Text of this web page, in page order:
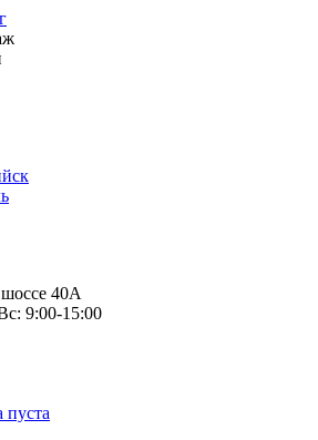
40А
9:00-15:00
пуста